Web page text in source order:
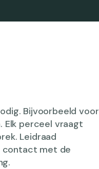
Bijvoorbeeld voor
Elk perceel vraagt
Leidraad
contact met de